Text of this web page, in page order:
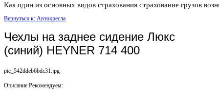
Как один из основных видов страхования страхование грузов
Вернуться к: Автокресла
Чехлы на заднее сидение Люкс
(синий) HEYNER 714 400
pic_542ddeb6bdc31.jpg
Описание Рекомендуем: